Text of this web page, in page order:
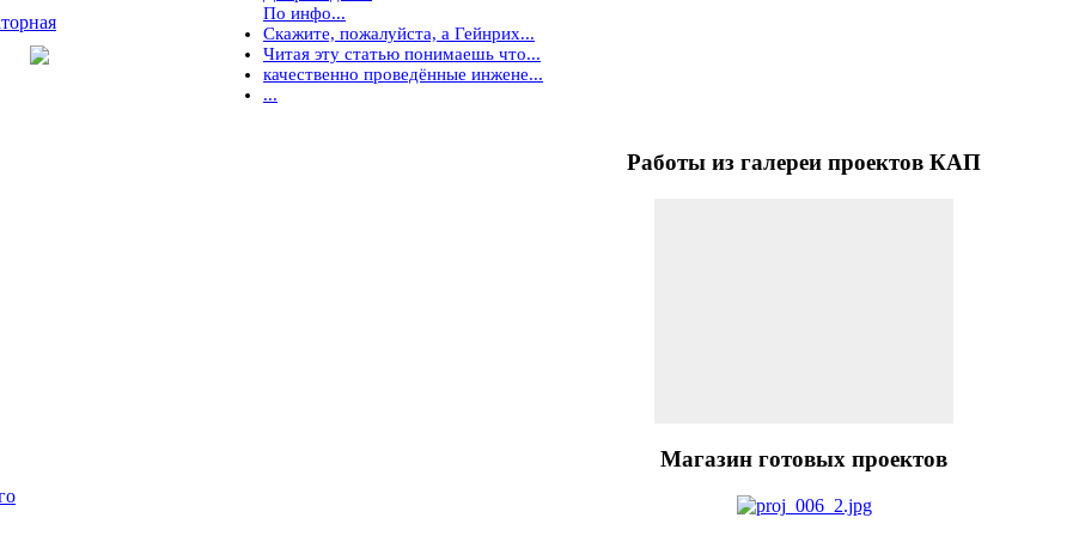
По инфо...
Скажите, пожалуйста, а Гейнрих...
Читая эту статью понимаешь что...
качественно проведённые инжене...
...
Работы из галереи проектов КАП
Магазин готовых проектов